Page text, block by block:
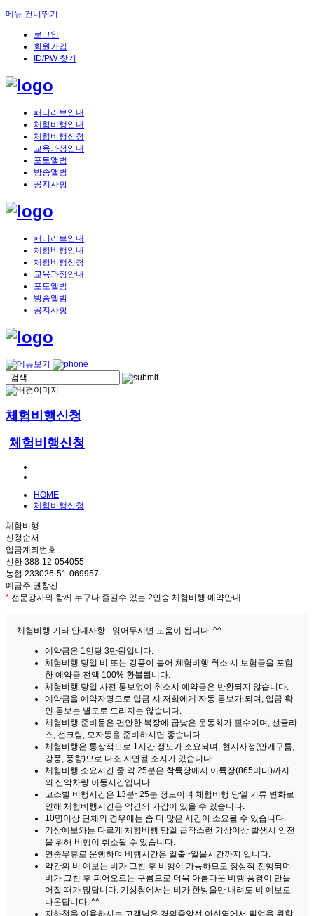
메뉴 건너뛰기
로그인
회원가입
ID/PW 찾기
패러러브안내
체험비행안내
체험비행신청
교육과정안내
포토앨범
방송앨범
공지사항
패러러브안내
체험비행안내
체험비행신청
교육과정안내
포토앨범
방송앨범
공지사항
체험비행신청
체험비행신청
HOME
체험비행신청
체험비행
신청순서
입금계좌번호
신한 388-12-054055
농협 233026-51-069957
예금주 권창진
* 전문강사와 함께 누구나 즐길수 있는 2인승 체험비행 예약안내
체험비행 기타 안내사항 - 읽어두시면 도움이 됩니다. ^^
예약금은 1인당 3만원입니다.
체험비행 당일 비 또는 강풍이 불어 체험비행 취소 시 보험금을 포함
한 예약금 전액 100% 환불됩니다.
체험비행 당일 사전 통보없이 취소시 예약금은 반환되지 않습니다.
예약금을 예약자명으로 입금 시 저희에게 자동 통보가 되며, 입금 확
인 통보는 별도로 드리지는 않습니다.
체험비행 준비물은 편안한 복장에 굽낮은 운동화가 필수이며, 선글라
스, 선크림, 모자등을 준비하시면 좋습니다.
체험비행은 통상적으로 1시간 정도가 소요되며, 현지사정(안개구름,
강풍, 풍향)으로 다소 지연될 소지가 있습니다.
체험비행 소요시간 중 약 25분은 착륙장에서 이륙장(865미터)까지
의 산악차량 이동시간입니다.
코스별 비행시간은 13분~25분 정도이며 체험비행 당일 기류 변화로
인해 체험비행시간은 약간의 가감이 있을 수 있습니다.
10명이상 단체의 경우에는 좀 더 많은 시간이 소요될 수 있습니다.
기상예보와는 다르게 체험비행 당일 급작스런 기상이상 발생시 안전
을 위해 비행이 취소될 수 있습니다.
연중무휴로 운행하며 비행시간은 일출~일몰시간까지 입니다.
약간의 비 예보는 비가 그친 후 비행이 가능하므로 정상적 진행되며
비가 그친 후 피어오르는 구름으로 더욱 아름다운 비행 풍경이 만들
어질 때가 많답니다. 기상청에서는 비가 한방울만 내려도 비 예보로
나온답니다. ^^